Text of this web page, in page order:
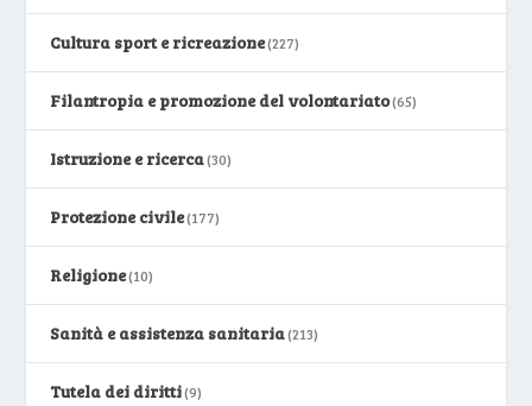
Cultura sport e ricreazione(227)
Filantropia e promozione del volontariato(65)
Istruzione e ricerca(30)
Protezione civile(177)
Religione(10)
Sanità e assistenza sanitaria(213)
Tutela dei diritti(9)